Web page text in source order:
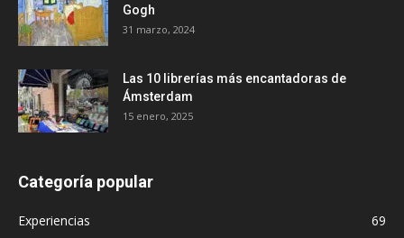
Gogh
31 marzo, 2024
Las 10 librerías más encantadoras de
Ámsterdam
15 enero, 2025
Categoría popular
Experiencias
69